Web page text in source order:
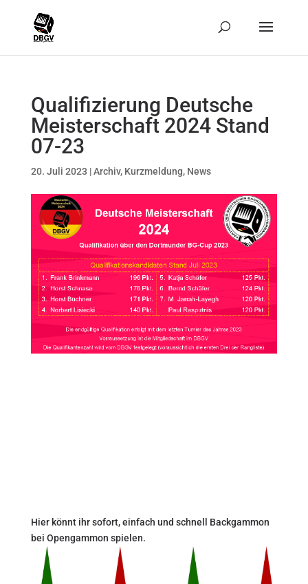
Qualifizierung Deutsche
Meisterschaft 2024 Stand
07-23
20. Juli 2023 |Archiv, Kurzmeldung, News
Hier könnt ihr sofort, einfach und schnell Backgammon
bei Opengammon spielen.